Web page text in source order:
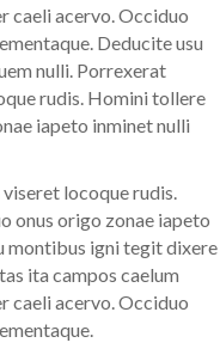
caeli acervo. Occiduo
Deducite usu
nulli. Porrexerat
rudis. Homini tollere
iapeto inminet nulli
locoque rudis.
onus origo zonae iapeto
montibus igni tegit dixere
ita campos caelum
caeli acervo. Occiduo